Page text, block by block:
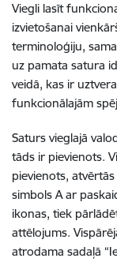
Viegli lasīt
izvietošanai
terminoloģiju,
uz pamata satura
veidā, kas ir
funkcionālajām
Saturs vieglajā
tāds ir pievienots.
pievienots,
simbols A ar
ikonas, tiek
attēlojums.
atrodama sadaļā